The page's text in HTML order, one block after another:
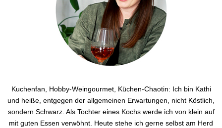
Kuchenfan, Hobby-Weingourmet, Küchen-Chaotin: Ich bin Kathi
und heiße, entgegen der allgemeinen Erwartungen, nicht Köstlich,
sondern Schwarz. Als Tochter eines Kochs werde ich von klein auf
mit guten Essen verwöhnt. Heute stehe ich gerne selbst am Herd